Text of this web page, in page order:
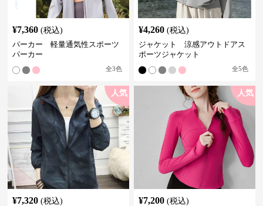
¥7,360 (税込)
パーカー 軽量通気性スポーツ
パーカー
全3色
¥4,260 (税込)
ジャケット 涼感アウトドアス
ポーツジャケット
全5色
人気
¥7,320 (税込)
人気
¥7,200 (税込)